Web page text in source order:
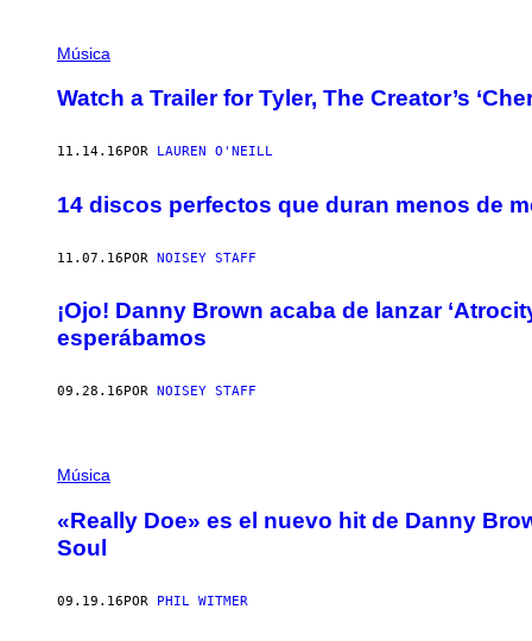
Música
Watch a Trailer for Tyler, The Creator’s
11.14.16 POR LAUREN O'NEILL
14 discos perfectos que duran menos de
11.07.16POR NOISEY STAFF
¡Ojo! Danny Brown acaba de lanzar
esperábamos
09.28.16 POR NOISEY STAFF
Música
«Really Doe» es el nuevo hit de Danny
Soul
09.19.16POR PHIL WITMER